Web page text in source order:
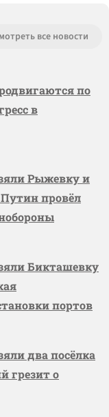
все новости
по
в
Рыжевку и
провёл
Бикташевку
портов
два посёлка
грезит о